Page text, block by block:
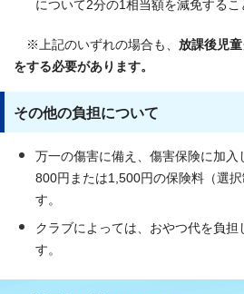
について2分の1相当額を減免するこ
※上記のいずれの場合も、 放課後児
をする必要があります。
その他の負担について
万一の傷害に備え、傷害保険に加入
800円または1,500円の保険料（選
す。
クラブによっては、おやつ代を負担
す。